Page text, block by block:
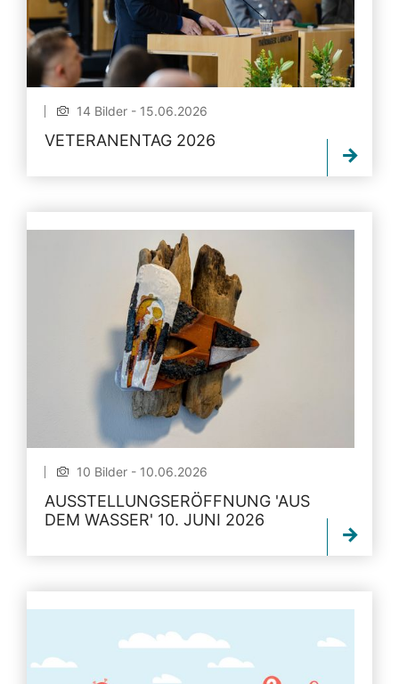
14 Bilder - 15.06.2026
VETERANENTAG 2026
10 Bilder - 10.06.2026
AUSSTELLUNGSERÖFFNUNG 'AUS
DEM WASSER' 10. JUNI 2026